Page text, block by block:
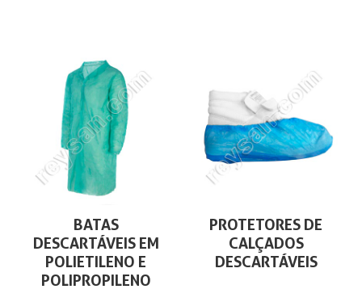
BATAS
DESCARTÁVEIS EM
POLIETILENO E
POLIPROPILENO
PROTETORES DE
CALÇADOS
DESCARTÁVEIS